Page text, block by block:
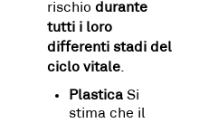
rischio durante
tutti i loro
differenti stadi del
ciclo vitale.
Plastica Si
stima che il